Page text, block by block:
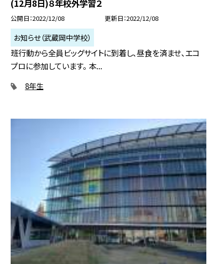
(12月8日)８年校外学習２
公開日 2022/12/08 更新日 2022/12/08
お知らせ（武蔵岡中学校）
班行動から全員ビッグサイトに到着し、昼食を済ませ、エコ
プロに参加しています。 本...
8年生